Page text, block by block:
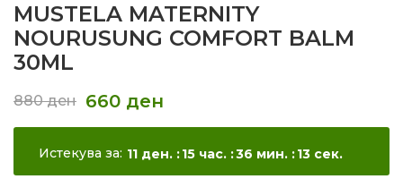
MUSTELA MATERNITY
NOURUSUNG COMFORT BALM
30ML
880ден 660 ден
Истекува за: 11 ден. 15 час. 36 мин. 12 сек.